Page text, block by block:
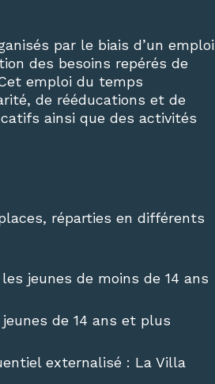
par le biais d’un emploi
des besoins repérés de
emploi du temps
de rééducations et de
ainsi que des activités
réparties en différents
jeunes de moins de 14 ans
de 14 ans et plus
externalisé : La Villa